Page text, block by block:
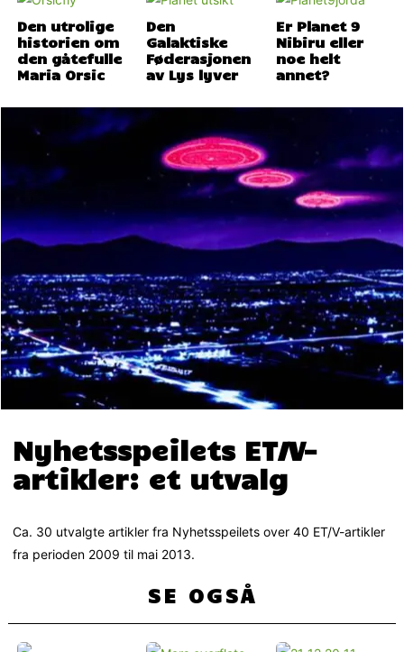
Den utrolige
historien om
den gåtefulle
Maria Orsic
Den
Galaktiske
Føderasjonen
av Lys lyver
Er Planet 9
Nibiru eller
noe helt
annet?
Nyhetsspeilets ET/V-
artikler: et utvalg
Ca. 30 utvalgte artikler fra Nyhetsspeilets over 40 ET/V-artikler
fra perioden 2009 til mai 2013.
SE OGSÅ